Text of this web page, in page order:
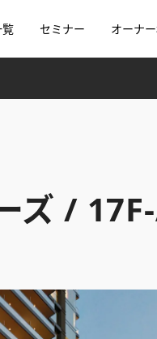
セミナー オーナ
ズ /